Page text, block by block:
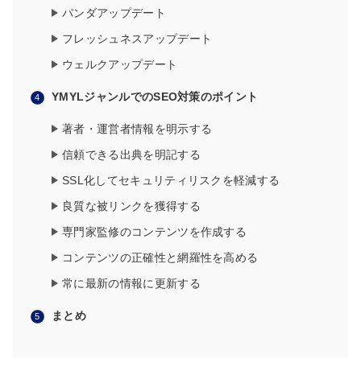
パンダアップデート
フレッシュネスアップデート
ウェルクアップデート
YMYLジャンルでのSEO対策のポイント
著者・運営者情報を明示する
信頼できる出典を明記する
SSL化してセキュリティリスクを軽減する
良質な被リンクを獲得する
専門家監修のコンテンツを作成する
コンテンツの正確性と網羅性を高める
常に最新の情報に更新する
まとめ